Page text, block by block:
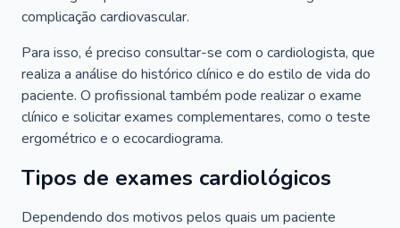
complicação cardiovascular.
Para isso, é preciso consultar-se com o cardiologista, que
realiza a análise do histórico clínico e do estilo de vida do
paciente. O profissional também pode realizar o exame
clínico e solicitar exames complementares, como o teste
ergométrico e o ecocardiograma.
Tipos de exames cardiológicos
Dependendo dos motivos pelos quais um paciente